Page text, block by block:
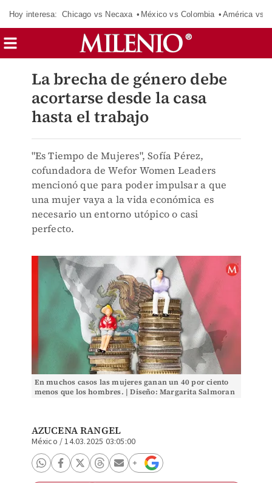
Hoy interesa: Chicago vs Necaxa México vs Colombia América vs
La brecha de género debe
acortarse desde la casa
hasta el trabajo
"Es Tiempo de Mujeres", Sofía Pérez,
cofundadora de Wefor Women Leaders
mencionó que para poder impulsar a que
una mujer vaya a la vida económica es
necesario un entorno utópico o casi
perfecto.
En muchos casos las mujeres ganan un 40 por ciento
menos que los hombres. | Diseño: Margarita Salmoran
AZUCENA RANGEL
México /14.03.2025 03:05:00